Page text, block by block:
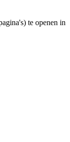
te openen in